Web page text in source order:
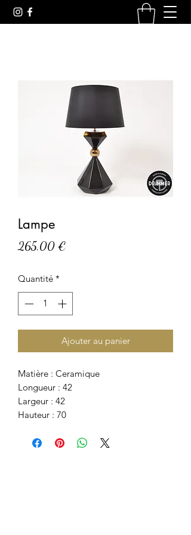
Lampe
265,00 €
Quantité *
Ajouter au panier
Matière : Ceramique
Longueur : 42
Largeur : 42
Hauteur : 70